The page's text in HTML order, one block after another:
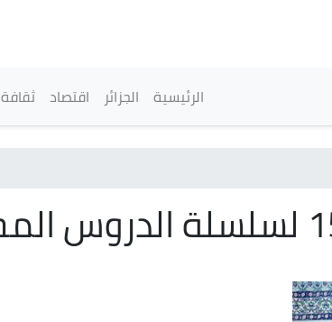
القائمة الرئيسية
الرئيسية الجزائر اقتصاد ثقافة